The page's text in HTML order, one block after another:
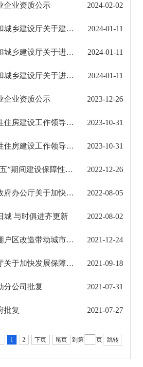
公开
企业资质公示 2024-02-02
云南省住房和城乡建设厅关于建设工程企业资质延续有关事项的通知 2024-01-11
云南省住房和城乡建设厅关于进一步加快建筑业企业业绩审核相关工作的通知 2024-01-11
云南省住房和城乡建设厅关于进一步加强全省建设工程企业资质审批管理工作的通知 2024-01-11
企业资质公示 2023-12-26
红河州保障性住房建设工作领导小组办公室转发云南省住房和城乡建设厅关于印发2023年度发展保 ... 2023-10-31
​红河州保障性住房建设工作领导小组办公室关于进一步加强公共租赁住房规范管理的通知 2023-10-31
红河州“十四五”期间建设保障性租赁住房情况 2022-12-26
云南省人民政府办公厅关于加快发展保障性租赁住房的实施意见 2022-08-05
城 与时俱进齐更新 2022-08-02
老旧小区、棚户区改造带动城市更新建设情况 2021-12-24
国务院办公厅关于加快发展保障性租赁住房的意见 2021-09-18
分公司批复 2021-07-31
批复 2021-07-27
1 2 下页 尾页 到第 页 跳转